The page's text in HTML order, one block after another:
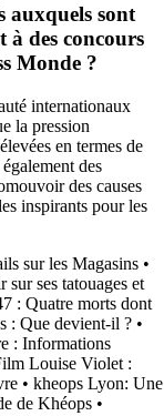
auxquels sont
à des concours
Monde ?
internationaux
la pression
en termes de
des
des causes
inspirants pour les
sur les Magasins •
ses tatouages et
: Quatre morts dont
: Que devient-il ? •
: Informations
Louise Violet :
• kheops Lyon: Une
de Khéops •